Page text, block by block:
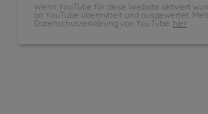
Wenn YouTube für diese Website aktiviert
an YouTube übermittelt und ausgewertet.
Datenschutzerklärung von YouTube: hier